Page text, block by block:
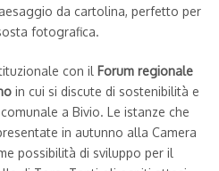
da cartolina, perfetto per
fotografica.
con il Forum regionale
in cui si discute di sostenibilità e
a Bivio. Le istanze che
in autunno alla Camera
possibilità di sviluppo per il